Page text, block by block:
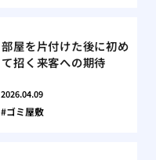
部屋を片付けた後に初め
て招く来客への期待
2026.04.09
ゴミ屋敷